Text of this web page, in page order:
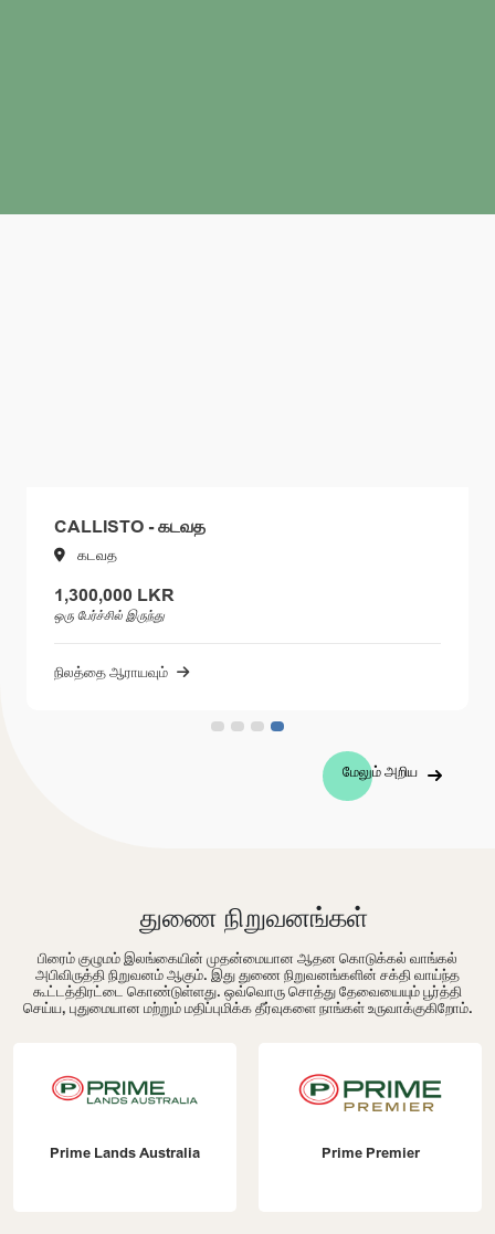
CALLISTO - கடவத
கடவத
1,300,000 LKR
ஒரு பேர்ச்சில் இருந்து
நிலத்தை ஆராயவும்
மேலும் அறிய
துணை நிறுவனங்கள்
பிரைம் குழுமம் இலங்கையின் முதன்மையான ஆதன கொடுக்கல் வாங்கல்
அபிவிருத்தி நிறுவனம் ஆகும். இது துணை நிறுவனங்களின் சக்தி வாய்ந்த
கூட்டத்திரட்டை கொண்டுள்ளது. ஒவ்வொரு சொத்து தேவையையும் பூர்த்தி
செய்ய, புதுமையான மற்றும் மதிப்புமிக்க தீர்வுகளை நாங்கள் உருவாக்குகிறோம்.
Prime Lands Australia Prime Premier